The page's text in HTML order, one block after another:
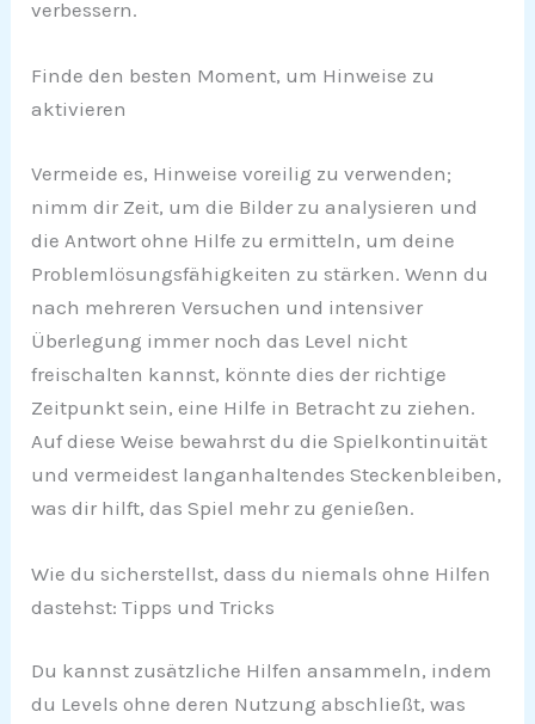
verbessern.
Finde den besten Moment, um Hinweise zu
aktivieren
Vermeide es, Hinweise voreilig zu verwenden;
nimm dir Zeit, um die Bilder zu analysieren und
die Antwort ohne Hilfe zu ermitteln, um deine
Problemlösungsfähigkeiten zu stärken. Wenn du
nach mehreren Versuchen und intensiver
Überlegung immer noch das Level nicht
freischalten kannst, könnte dies der richtige
Zeitpunkt sein, eine Hilfe in Betracht zu ziehen.
Auf diese Weise bewahrst du die Spielkontinuität
und vermeidest langanhaltendes Steckenbleiben,
was dir hilft, das Spiel mehr zu genießen.
Wie du sicherstellst, dass du niemals ohne Hilfen
dastehst: Tipps und Tricks
Du kannst zusätzliche Hilfen ansammeln, indem
du Levels ohne deren Nutzung abschließt, was